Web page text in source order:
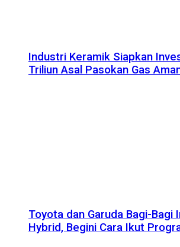
Industri Keramik Siapkan
Triliun Asal Pasokan Gas
Toyota dan Garuda Bagi-Bagi
Hybrid, Begini Cara Ikut